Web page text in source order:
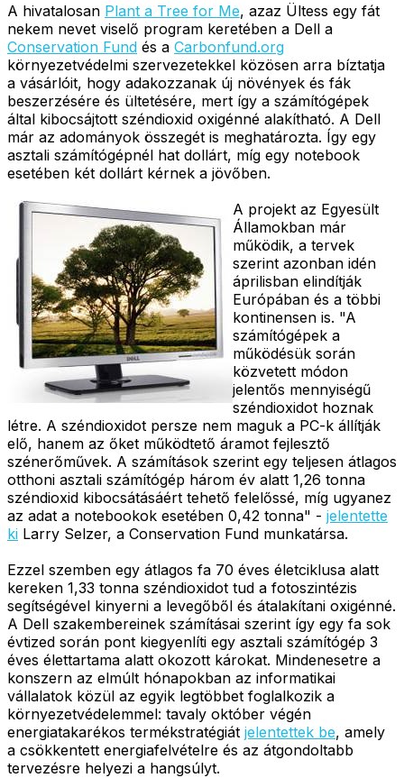
A hivatalosan Plant a Tree for Me, azaz Ültess egy fát
nekem nevet viselő program keretében a Dell a
Conservation Fund és a Carbonfund.org
környezetvédelmi szervezetekkel közösen arra bíztatja
a vásárlóit, hogy adakozzanak új növények és fák
beszerzésére és ültetésére, mert így a számítógépek
által kibocsájtott széndioxid oxigénné alakítható. A Dell
már az adományok összegét is meghatározta. Így egy
asztali számítógépnél hat dollárt, míg egy notebook
esetében két dollárt kérnek a jövőben.
A projekt az Egyesült
Államokban már
működik, a tervek
szerint azonban idén
áprilisban elindítják
Európában és a többi
kontinensen is. "A
számítógépek a
működésük során
közvetett módon
jelentős mennyiségű
széndioxidot hoznak
létre. A széndioxidot persze nem maguk a PC-k állítják
elő, hanem az őket működtető áramot fejlesztő
szénerőművek. A számítások szerint egy teljesen átlagos
otthoni asztali számítógép három év alatt 1,26 tonna
széndioxid kibocsátásáért tehető felelőssé, míg ugyanez
az adat a notebookok esetében 0,42 tonna" - jelentette
ki Larry Selzer, a Conservation Fund munkatársa.
Ezzel szemben egy átlagos fa 70 éves életciklusa alatt
kereken 1,33 tonna széndioxidot tud a fotoszintézis
segítségével kinyerni a levegőből és átalakítani oxigénné.
A Dell szakembereinek számításai szerint így egy fa sok
évtized során pont kiegyenlíti egy asztali számítógép 3
éves élettartama alatt okozott károkat. Mindenesetre a
konszern az elmúlt hónapokban az informatikai
vállalatok közül az egyik legtöbbet foglalkozik a
környezetvédelemmel: tavaly október végén
energiatakarékos termékstratégiát jelentettek be, amely
a csökkentett energiafelvételre és az átgondoltabb
tervezésre helyezi a hangsúlyt.